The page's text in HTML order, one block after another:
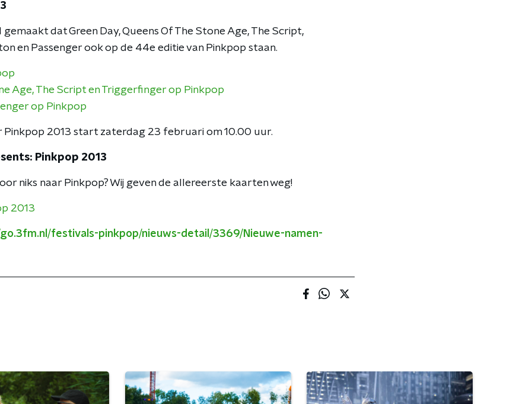
dat Green Day, Queens Of The Stone Age, The Script,
en Passenger ook op de 44e editie van Pinkpop staan.
Age, The Script en Triggerfinger op Pinkpop
op Pinkpop
2013 start zaterdag 23 februari om 10.00 uur.
Pinkpop 2013
niks naar Pinkpop? Wij geven de allereerste kaarten weg!
2013
festivals-pinkpop/nieuws-detail/3369/Nieuwe-namen-